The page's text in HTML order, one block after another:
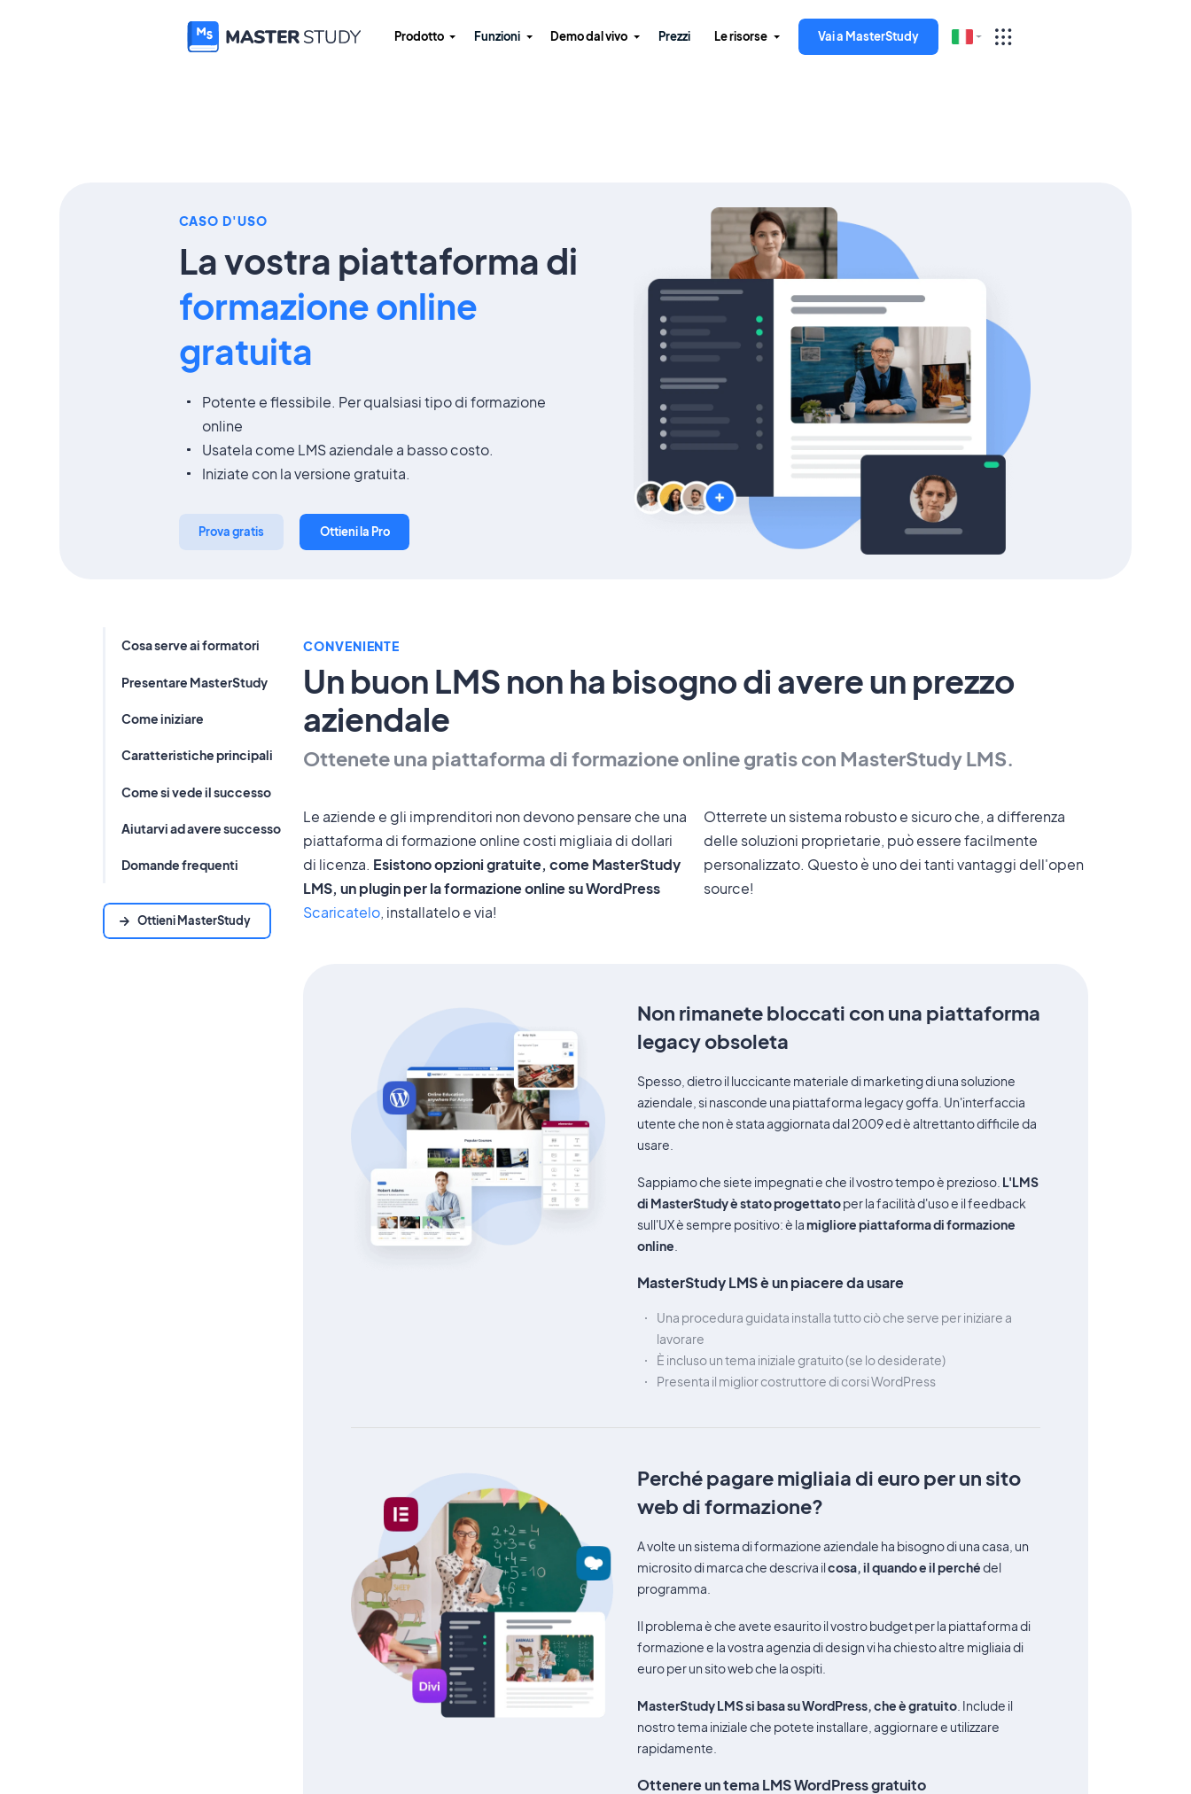
Prodotto Funzioni Demo dal vivo Prezzi Le risorse Vai a MasterStudy
CASO D'USO
La vostra piattaforma di
formazione online
gratuita
Potente e flessibile. Per qualsiasi tipo di formazione
online
Usatela come LMS aziendale a basso costo.
Iniziate con la versione gratuita.
Prova gratis Ottieni la Pro
Cosa serve ai formatori
Presentare MasterStudy
Come iniziare
Caratteristiche principali
Come si vede il successo
Aiutarvi ad avere successo
Domande frequenti
Ottieni MasterStudy
CONVENIENTE
Un buon LMS non ha bisogno di avere un prezzo
aziendale
Ottenete una piattaforma di formazione online gratis con MasterStudy LMS.
Le aziende e gli imprenditori non devono pensare che una
piattaforma di formazione online costi migliaia di dollari
di licenza. Esistono opzioni gratuite, come MasterStudy
LMS, un plugin per la formazione online su WordPress
Scaricatelo, installatelo e via!
Otterrete un sistema robusto e sicuro che, a differenza
delle soluzioni proprietarie, può essere facilmente
personalizzato. Questo è uno dei tanti vantaggi dell'open
source!
Non rimanete bloccati con una piattaforma
legacy obsoleta
Spesso, dietro il luccicante materiale di marketing di una soluzione
aziendale, si nasconde una piattaforma legacy goffa. Un'interfaccia
utente che non è stata aggiornata dal 2009 ed è altrettanto difficile da
usare.
Sappiamo che siete impegnati e che il vostro tempo è prezioso. L'LMS
di MasterStudy è stato progettatoper la facilità d'uso e il feedback
sull'UX è sempre positivo: è lamigliore piattaforma di formazione
online
MasterStudy LMS è un piacere da usare
Una procedura guidata installa tutto ciò che serve per iniziare a
lavorare
È incluso un tema iniziale gratuito (se lo desiderate)
Presenta il miglior costruttore di corsi WordPress
Perché pagare migliaia di euro per un sito
web di formazione?
A volte un sistema di formazione aziendale ha bisogno di una casa, un
microsito di marca che descriva ilcosa, il quando e il perchédel
programma.
Il problema è che avete esaurito il vostro budget per la piattaforma di
formazione e la vostra agenzia di design vi ha chiesto altre migliaia di
euro per un sito web che la ospiti.
MasterStudy LMS si basa su WordPress, che è gratuito. Include il
nostro tema iniziale che potete installare, aggiornare e utilizzare
rapidamente.
Ottenere un tema LMS WordPress gratuito